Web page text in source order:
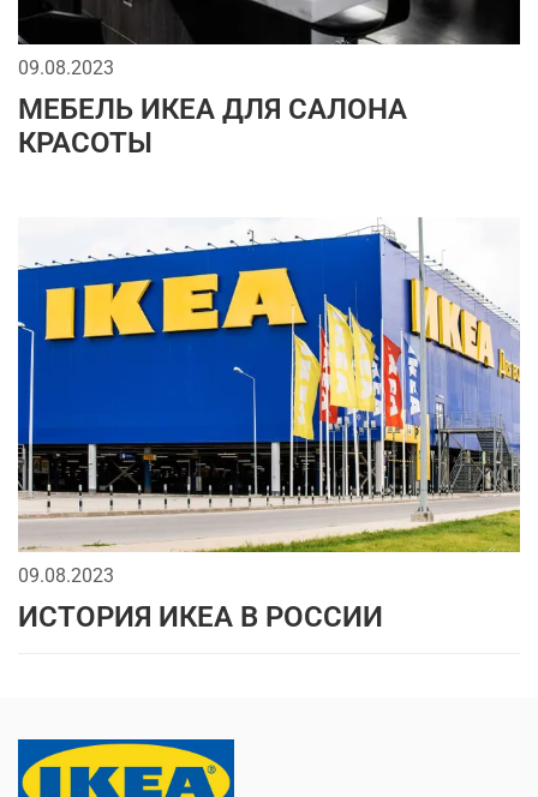
09.08.2023
МЕБЕЛЬ ИКЕА ДЛЯ САЛОНА
КРАСОТЫ
09.08.2023
ИСТОРИЯ ИКЕА В РОССИИ